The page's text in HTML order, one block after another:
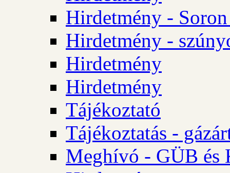
Hirdetmény -
Hirdetmény -
Hirdetmény
Hirdetmény
Tájékoztató
Tájékoztatás -
Meghívó - GÜB és